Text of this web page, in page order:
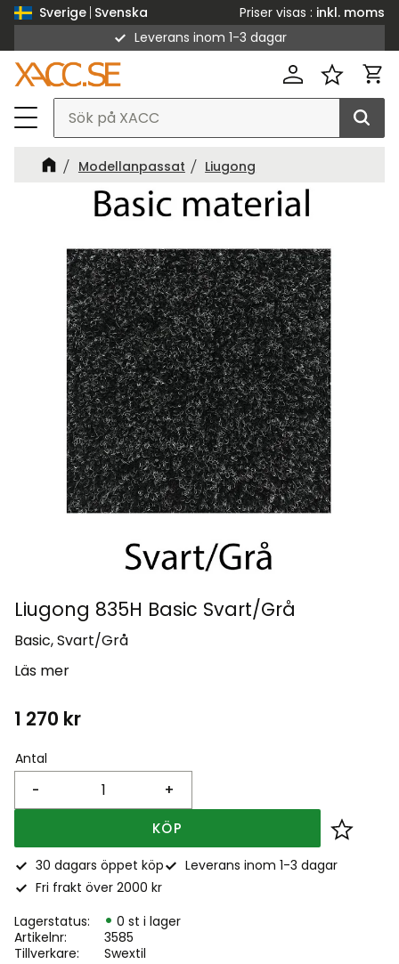
Sverige Svenska Priser visas
inkl. moms
Leverans inom 1-3 dagar
Modellanpassat Liugong
Liugong 835H Basic Svart/Grå
Basic, Svart/Grå
Läs mer
1 270 kr
Antal
+
-
KÖP Lägg
30 dagars öppet köp
Leverans inom 1-3 dagar
Fri frakt över 2000 kr
Lagerstatus
0 st i lager
Artikelnr
3585
Tillverkare
Swextil